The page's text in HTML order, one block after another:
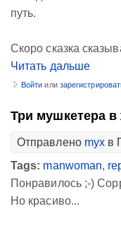
путь.
Скоро сказка
Читать дальше
Войти или
Три мушкетера
Отправлено myx в
Tags: manwoman,
Понравилось ;-)
Но красиво...